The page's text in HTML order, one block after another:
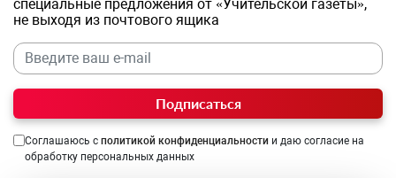
специальные предложения от «Учительской газеты»,
не выходя из почтового ящика
Подписаться
Соглашаюсь с политикой конфиденциальности и даю согласие на
обработку персональных данных